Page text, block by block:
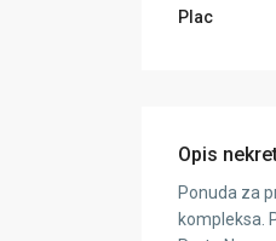
Plac
Opis
Ponuda za
kompleksa.